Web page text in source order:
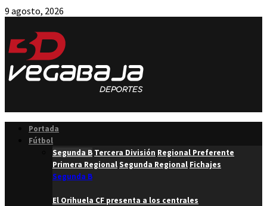
9 agosto, 2026
Portada
Fútbol
Segunda B Tercera División Regional Preferente
Primera RegionalSegunda Regional Fichajes
Segunda B
El Orihuela CF presenta a los centrales